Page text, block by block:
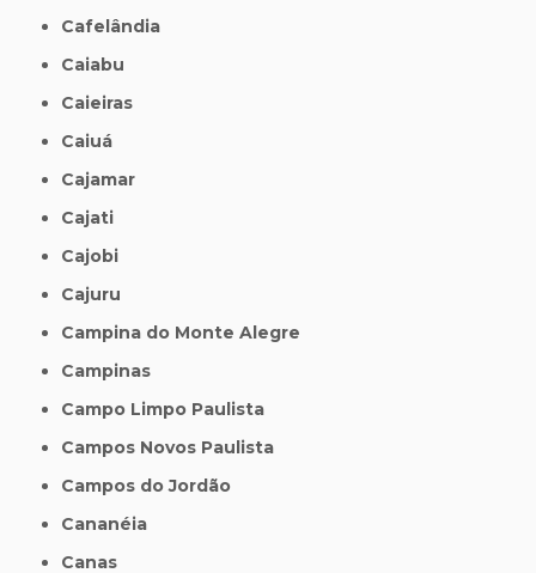
Cafelândia
Caiabu
Caieiras
Caiuá
Cajamar
Cajati
Cajobi
Cajuru
Campina do Monte Alegre
Campinas
Campo Limpo Paulista
Campos Novos Paulista
Campos do Jordão
Cananéia
Canas